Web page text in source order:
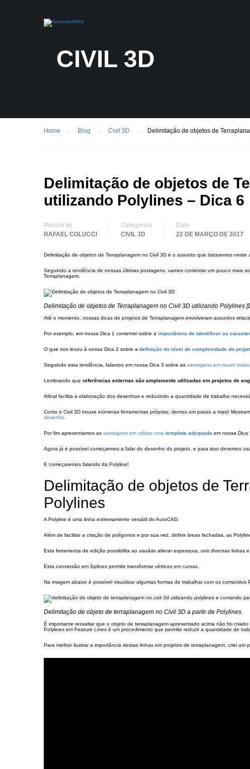
CIVIL 3D
Home Blog Civil 3D Delimitação de objetos de
Delimitação de objetos de
utilizando Polylines – Dica 6
Posted by
RAFAEL COLUCCI
Categories
CIVIL 3D
Date
22 DE MARÇO DE 2017
Delimitação de objetos de Terraplanagem no Civil 3D é o assunto que trataremos neste
Seguindo a tendência de nossas últimas postagens, vamos comentar um pouco mais
Terraplanagem.
Delimitação de objetos de Terraplanagem no Civil 3D utilizando Polylines
Até o momento, nossas dicas de projetos de Terraplanagem envolveram assuntos
Por exemplo, em nossa Dica 1 comentei sobre a importância de identificar as
O que nos levou à nossa Dica 2 sobre a definição do nível de complexidade do
Seguindo esta tendência, falamos em nossa Dica 3 sobre as vantagens em reunir
Lembrando que referências externas são amplamente utilizadas em projetos de
Afinal facilita a elaboração dos desenhos e reduzindo a quantidade de trabalho
Como o Civil 3D trouxe inúmeras ferramentas próprias, demos um passo a mais!
desenho
Por fim apresentamos as vantagens em utilizar uma template adequada em nossa Dica
Agora já é possível começarmos a falar do desenho do projeto, e para isso devemos
E começaremos falando da Polyline!
Delimitação de objetos de
Polylines
A Polyline é uma linha extremamente versátil do AutoCAD.
Além de facilitar a criação de polígonos e por sua vez, definir áreas fechadas, as
Esta ferramenta de edição possibilita ao usuário alterar espessura, unir diversas linhas
Esta conversão em Splines permite transformar vértices em curvas.
Na imagem abaixo é possível visualizar algumas formas de trabalhar com os comandos
Delimitação de objeto de terraplanagem no Civil 3D a partir de Polylines.
É importante ressaltar que o objeto de terraplanagem apresentado acima não foi
Polylines em Feature Lines é um procedimento que permite reduzir a quantidade de
Para melhor ilustrar a importância destas linhas em projetos de terraplanagem, criei